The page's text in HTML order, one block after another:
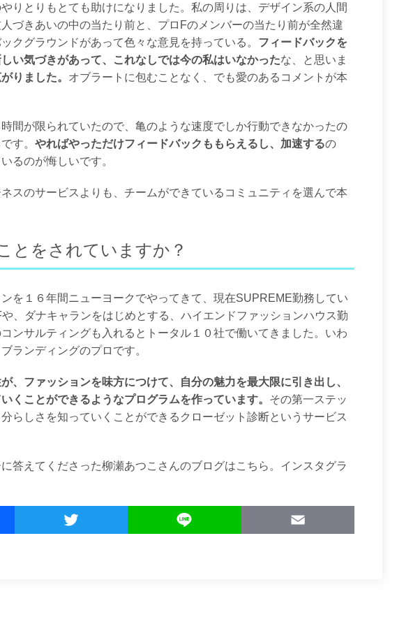
りとりもとても助けになりました。私の周りは、デザイン系の人間
づきあいの中の当たり前と、プロFのメンバーの当たり前が全然違
クグラウンドがあって色々な意見を持っている。 フィードバックを
い気づきがあって、これなしでは今の私はいなかったな、と思いま
りました。 オブラートに包むことなく、でも愛のあるコメントが本
間が限られていたので、亀のような速度でしか行動できなかったの
す。 やればやっただけフィードバックももらえるし、加速するの
るのが悔しいです。
スのサービスよりも、チームができているコミュニティを選んで本
とをされていますか？
を１６年間ニューヨークでやってきて、現在SUPREME勤務してい
、ダナキャランをはじめとする、ハイエンドファッションハウス勤
ンサルティングも入れるとトータル１０社で働いてきました。いわ
ランディングのプロです。
、ファッションを味方につけて、自分の魅力を最大限に引き出し、
くことができるようなプログラムを作っています。 その第一ステッ
らしさを知っていくことができるクローゼット診断というサービス
答えてくださった柳瀬あつこさんのブログはこちら。 インスタグラ
a
w
i